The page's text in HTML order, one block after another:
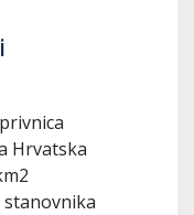
Hrvatska
stanovnika